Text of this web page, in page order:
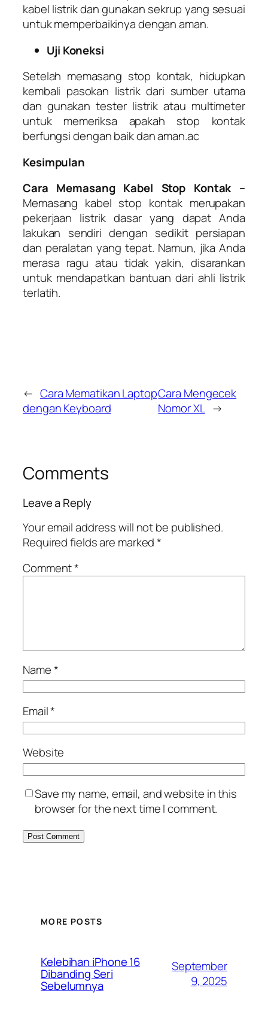
kabel listrik dan gunakan sekrup yang sesuai
untuk memperbaikinya dengan aman.
Uji Koneksi
Setelah memasang stop kontak, hidupkan
kembali pasokan listrik dari sumber utama
dan gunakan tester listrik atau multimeter
untuk memeriksa apakah stop kontak
berfungsi dengan baik dan aman.ac
Kesimpulan
Cara Memasang Kabel Stop Kontak –
Memasang kabel stop kontak merupakan
pekerjaan listrik dasar yang dapat Anda
lakukan sendiri dengan sedikit persiapan
dan peralatan yang tepat. Namun, jika Anda
merasa ragu atau tidak yakin, disarankan
untuk mendapatkan bantuan dari ahli listrik
terlatih.
← Cara Mematikan Laptop
dengan Keyboard
Cara Mengecek
Nomor XL →
Comments
Leave a Reply
Your email address will not be published.
Required fields are marked*
Comment*
Name*
Email*
Website
Save my name, email, and website in this
browser for the next time I comment.
MORE POSTS
Kelebihan iPhone 16
Dibanding Seri
Sebelumnya
September
9, 2025